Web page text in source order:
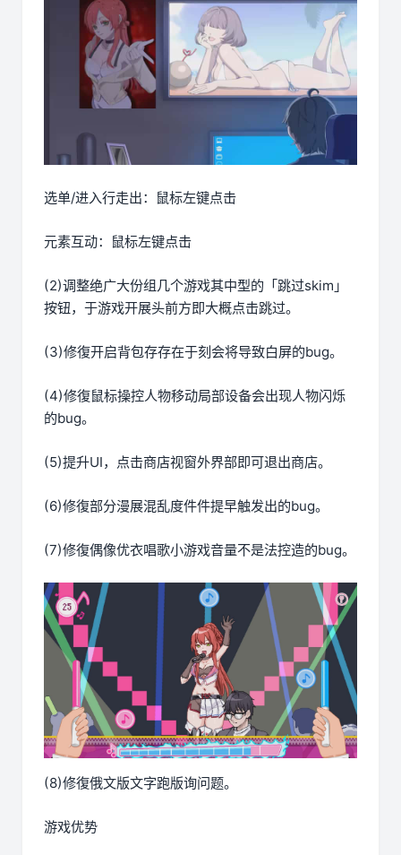
选单/进入行走出：鼠标左键点击
元素互动：鼠标左键点击
(2)调整绝广大份组几个游戏其中型的「跳过skim」
按钮，于游戏开展头前方即大概点击跳过。
(3)修復开启背包存存在于刻会将导致白屏的bug。
(4)修復鼠标操控人物移动局部设备会出现人物闪烁
的bug。
(5)提升UI，点击商店视窗外界部即可退出商店。
(6)修復部分漫展混乱度件件提早触发出的bug。
(7)修復偶像优衣唱歌小游戏音量不是法控造的bug。
(8)修復俄文版文字跑版询问题。
游戏优势